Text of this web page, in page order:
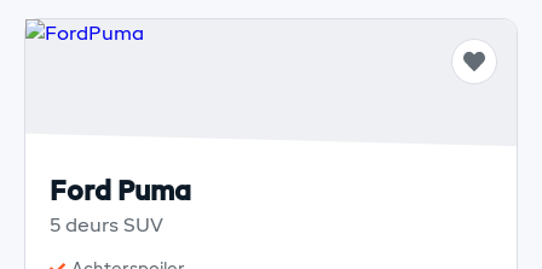
Ford Puma
5 deurs SUV